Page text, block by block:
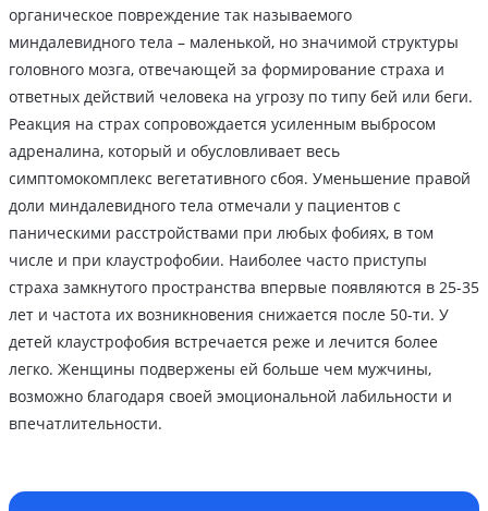
органическое повреждение так называемого
миндалевидного тела – маленькой, но значимой структуры
головного мозга, отвечающей за формирование страха и
ответных действий человека на угрозу по типу бей или беги.
Реакция на страх сопровождается усиленным выбросом
адреналина, который и обусловливает весь
симптомокомплекс вегетативного сбоя. Уменьшение правой
доли миндалевидного тела отмечали у пациентов с
паническими расстройствами при любых фобиях, в том
числе и при клаустрофобии. Наиболее часто приступы
страха замкнутого пространства впервые появляются в 25-35
лет и частота их возникновения снижается после 50-ти. У
детей клаустрофобия встречается реже и лечится более
легко. Женщины подвержены ей больше чем мужчины,
возможно благодаря своей эмоциональной лабильности и
впечатлительности.